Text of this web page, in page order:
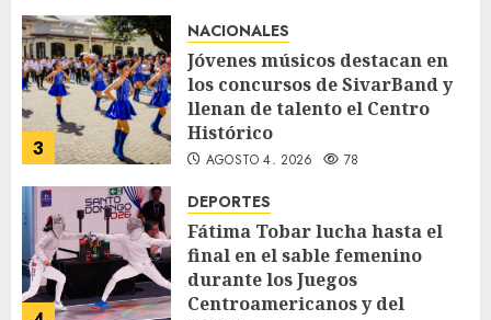
3
NACIONALES
Jóvenes músicos destacan en
los concursos de SivarBand y
llenan de talento el Centro
Histórico
AGOSTO 4, 2026 78
DEPORTES
Fátima Tobar lucha hasta el
final en el sable femenino
durante los Juegos
Centroamericanos y del